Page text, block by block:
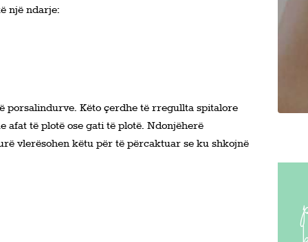
një ndarje:
porsalindurve. Këto çerdhe të rregullta spitalore
afat të plotë ose gati të plotë. Ndonjëherë
vlerësohen këtu për të përcaktuar se ku shkojnë